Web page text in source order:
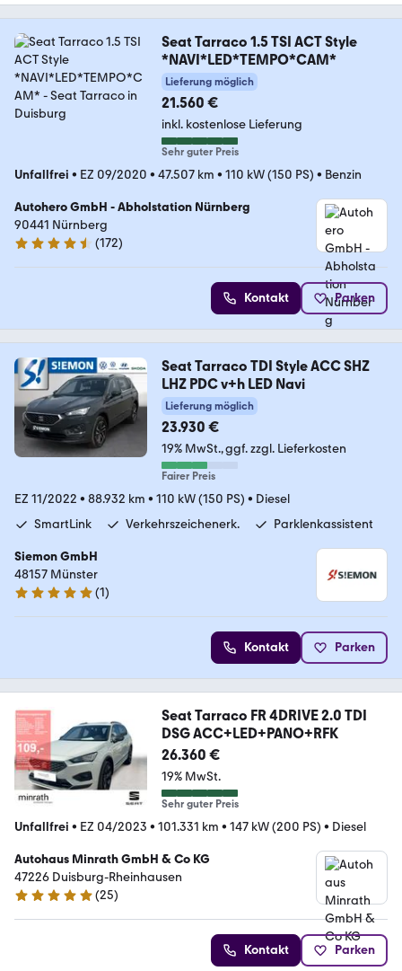
Seat Tarraco 1.5 TSI ACT Style
*NAVI*LED*TEMPO*CAM*
Lieferung möglich
21.560 €
inkl. kostenlose Lieferung
Sehr guter Preis
Unfallfrei • EZ 09/2020 • 47.507 km • 110 kW (150 PS) • Benzin
Autohero GmbH - Abholstation Nürnberg
90441 Nürnberg
4.5 Sterne
(172)
Kontakt Parken
Seat Tarraco TDI Style ACC SHZ
LHZ PDC v+h LED Navi
Lieferung möglich
23.930 €
19% MwSt. ggf. zzgl. Lieferkosten
Fairer Preis
EZ 11/2022 • 88.932 km • 110 kW (150 PS) • Diesel
SmartLink
Verkehrszeichenerk. Parklenkassistent
Siemon GmbH
48157 Münster
5 Sterne
(1)
Kontakt Parken
Seat Tarraco FR 4DRIVE 2.0 TDI
DSG ACC+LED+PANO+RFK
26.360 €
19% MwSt.
Sehr guter Preis
Unfallfrei • EZ 04/2023 • 101.331 km • 147 kW (200 PS) • Diesel
Autohaus Minrath GmbH & Co KG
47226 Duisburg-Rheinhausen
5 Sterne
(25)
Kontakt Parken